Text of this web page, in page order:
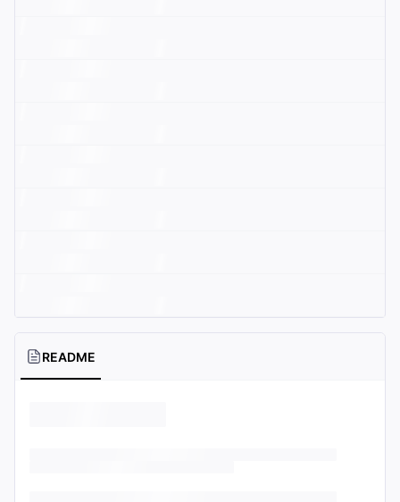
README